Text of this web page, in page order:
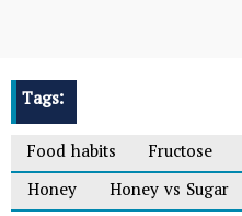
Tags:
Food habits
Fructose
Honey
Honey vs Sugar